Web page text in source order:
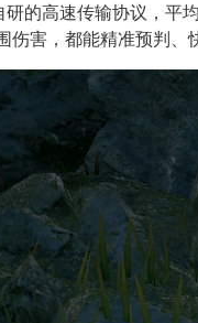
的高速传输协议，平
伤害，都能精准预判、